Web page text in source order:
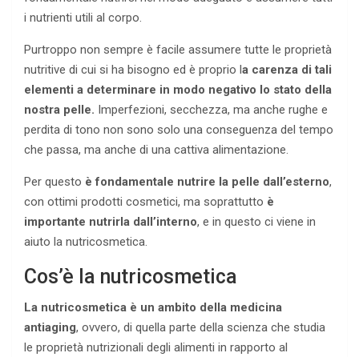
i nutrienti utili al corpo.
Purtroppo non sempre è facile assumere tutte le proprietà
nutritive di cui si ha bisogno ed è proprio la carenza di tali
elementi a determinare in modo negativo lo stato della
nostra pelle. Imperfezioni, secchezza, ma anche rughe e
perdita di tono non sono solo una conseguenza del tempo
che passa, ma anche di una cattiva alimentazione.
Per questo è fondamentale nutrire la pelle dall’esterno,
con ottimi prodotti cosmetici, ma soprattutto è
importante nutrirla dall’interno, e in questo ci viene in
aiuto la nutricosmetica.
Cos’è la nutricosmetica
La nutricosmetica è un ambito della medicina
antiaging, ovvero, di quella parte della scienza che studia
le proprietà nutrizionali degli alimenti in rapporto al